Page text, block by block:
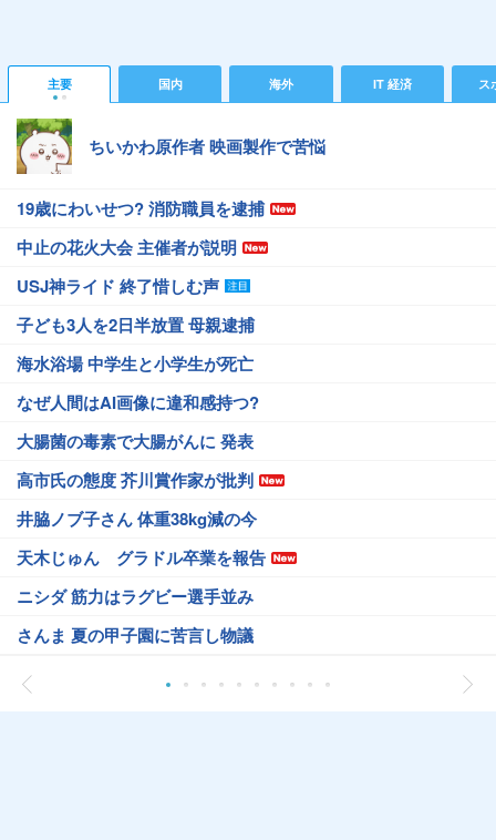
主要 国内 海外 IT 経済 ス
ちいかわ原作者 映画製作で苦悩
19歳にわいせつ? 消防職員を逮捕
中止の花火大会 主催者が説明
USJ神ライド 終了惜しむ声
子ども3人を2日半放置 母親逮捕
海水浴場 中学生と小学生が死亡
なぜ人間はAI画像に違和感持つ?
大腸菌の毒素で大腸がんに 発表
高市氏の態度 芥川賞作家が批判
井脇ノブ子さん 体重38kg減の今
天木じゅん グラドル卒業を報告
ニシダ 筋力はラグビー選手並み
さんま 夏の甲子園に苦言し物議